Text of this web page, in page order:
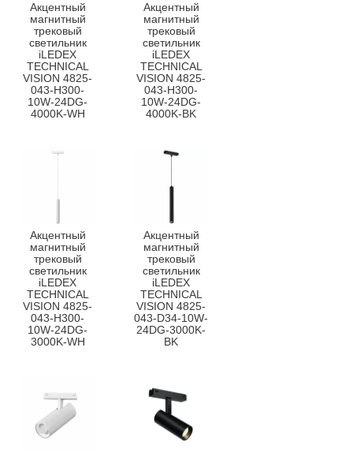
Акцентный
магнитный
трековый
светильник
iLEDEX
TECHNICAL
VISION 4825-
043-H300-
10W-24DG-
4000K-WH
Акцентный
магнитный
трековый
светильник
iLEDEX
TECHNICAL
VISION 4825-
043-H300-
10W-24DG-
4000K-BK
Акцентный
магнитный
трековый
светильник
iLEDEX
TECHNICAL
VISION 4825-
043-H300-
10W-24DG-
3000K-WH
Акцентный
магнитный
трековый
светильник
iLEDEX
TECHNICAL
VISION 4825-
043-D34-10W-
24DG-3000K-
BK